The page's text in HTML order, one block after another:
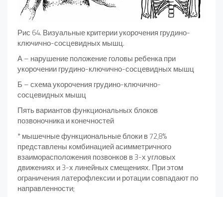
Рис 64. Визуальные критерии укорочения грудино-
ключично-сосцевидных мышц.
А – нарушение положение головы ребенка при
укорочении грудино-ключично-сосцевидных мышц
Б – схема укорочения грудино-ключично-
сосцевидных мышц
Пять вариантов функциональных блоков
позвоночника и конечностей
* мышечные функциональные блоки в 72,8%
представлены комбинацией асимметричного
взаиморасположения позвонков в 3-х угловых
движениях и 3-х линейных смещениях. При этом
ограничения латерофлексии и ротации совпадают по
направлен­ности;